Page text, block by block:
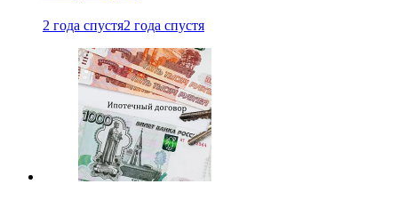
2 года спустя2 года спустя